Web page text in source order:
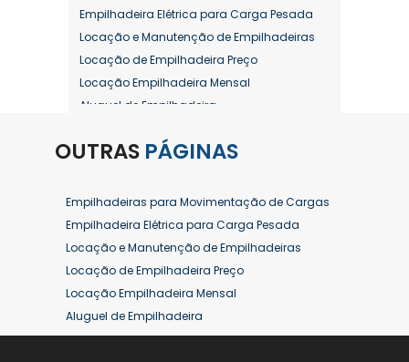
Empilhadeira Elétrica para Carga Pesada
Locação e Manutenção de Empilhadeiras
Locação de Empilhadeira Preço
Locação Empilhadeira Mensal
Aluguel de Empilhadeira
Aluguel de Empilhadeira Diária Valor
Aluguel de Empilhadeira Elétrica Preço
Aluguel de Empilhadeira Mensal
Aluguel de Empilhadeira Preço
Aluguel de Empilhadeira Valor
Aluguel de Empilhadeiras Eletricas
Conserto de Empilhadeira
Contrato de Locação de Empilhadeira
OUTRAS PÁGINAS
Empilhadeiras para Movimentação de Cargas
Empilhadeira Elétrica para Carga Pesada
Locação e Manutenção de Empilhadeiras
Locação de Empilhadeira Preço
Locação Empilhadeira Mensal
Aluguel de Empilhadeira
Aluguel de Empilhadeira a Combustão